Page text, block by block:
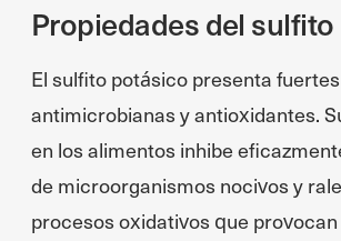
Propiedades del
El sulfito potásico presenta
antimicrobianas y antioxidantes.
en los alimentos inhibe
de microorganismos nocivos y
procesos oxidativos que